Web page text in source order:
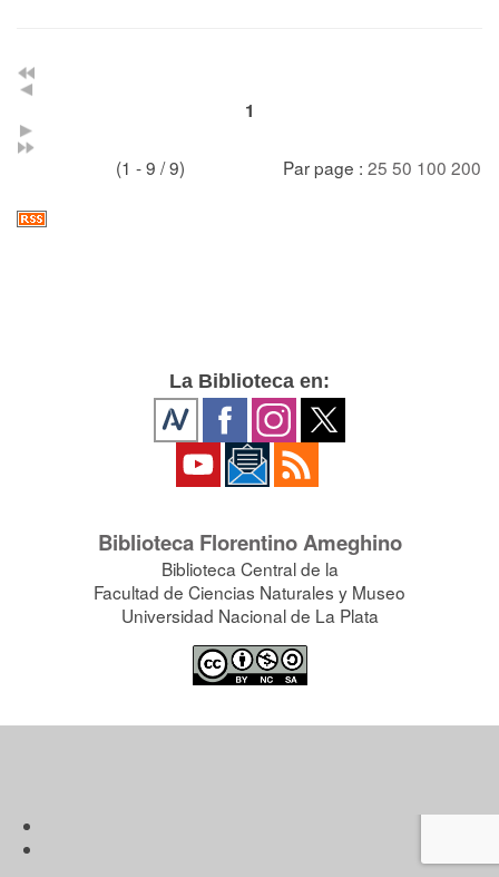
1
(1 - 9 / 9) Par page : 25 50 100 200
La Biblioteca en:
Biblioteca Florentino Ameghino
Biblioteca Central de la
Facultad de Ciencias Naturales y Museo
Universidad Nacional de La Plata